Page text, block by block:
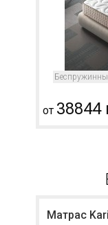
от 38844
Матрас